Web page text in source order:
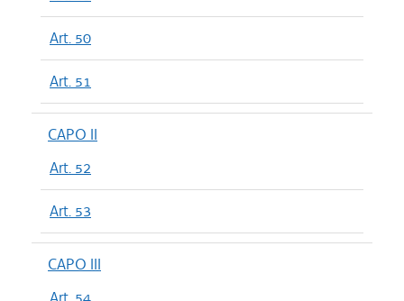
Art. 50
Art. 51
CAPO II
Art. 52
Art. 53
CAPO III